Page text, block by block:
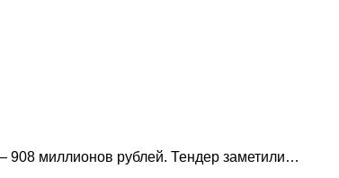
908 миллионов рублей. Тендер заметили…